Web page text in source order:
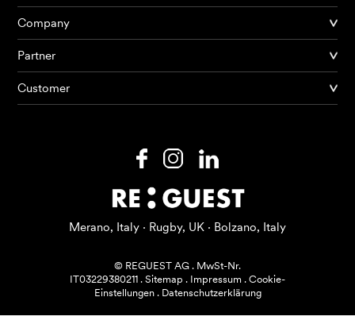
Produkte
KI Agents
Ressourcen
Über mich
Company
Partner
Customer
Merano, Italy · Rugby, UK · Bolzano, Italy
© REGUEST AG . MwSt-Nr.
IT03229380211 . Sitemap . Impressum . Cookie-
Einstellungen. Datenschutzerklärung